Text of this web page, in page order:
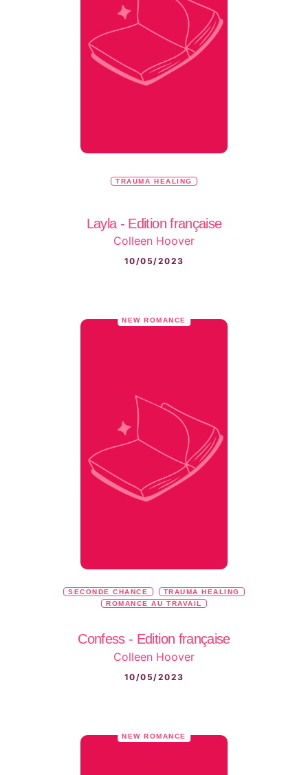
TRAUMA HEALING
Layla - Edition française
Colleen Hoover
10/05/2023
NEW ROMANCE
SECONDE CHANCE
TRAUMA HEALING
ROMANCE AU TRAVAIL
Confess - Edition française
Colleen Hoover
10/05/2023
NEW ROMANCE